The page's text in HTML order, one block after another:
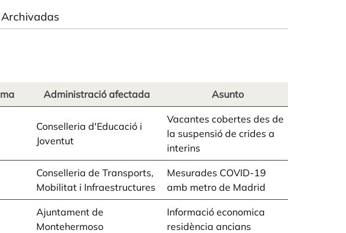
Archivadas
Administració afectada Asunto
Conselleria d'Educació i
Joventut
Vacantes cobertes des de
la suspensió de crides a
interins
Conselleria de Transports,
Mobilitat i Infraestructures
Mesurades COVID-19
amb metro de Madrid
Ajuntament de
Montehermoso
Informació economica
residència ancians